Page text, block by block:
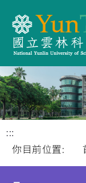
:::
你目前位置: